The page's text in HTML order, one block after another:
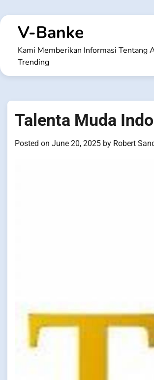
to
contentV-Banke
Kami Memberikan Informasi Tentang
Trending
Talenta Muda
Posted on June 20, 2025 by Robert